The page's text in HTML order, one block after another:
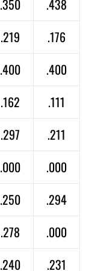
.350
.438
.219
.176
.400
.400
.162
.111
.297
.211
.000
.000
.250
.294
.278
.000
.240 .231